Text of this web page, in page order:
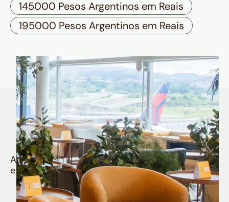
145000 Pesos Argentinos em Reais
195000 Pesos Argentinos em Reais
Quem é Nomad tem
muito mais
Aproveite todos os benefícios e vantagens
exclusivas da sua Conta Internacional